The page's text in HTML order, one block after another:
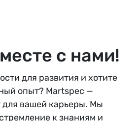
с нами!
для развития и хотите
опыт? Martspec —
для вашей карьеры. Мы
к знаниям и